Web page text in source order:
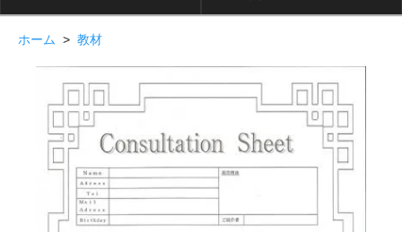
ホーム > 教材